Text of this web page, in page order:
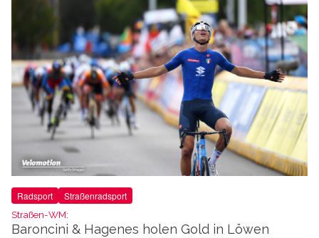
Radsport Straßenradsport
Straßen-WM:
Baroncini & Hagenes holen Gold in Löwen